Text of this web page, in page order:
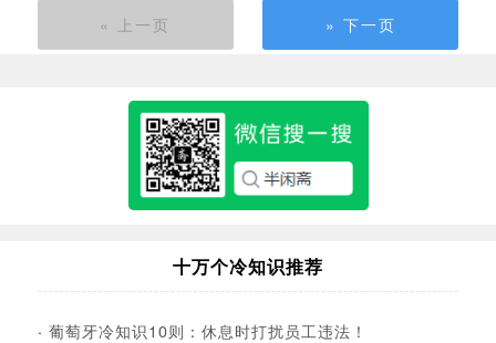
« 上一页 » 下一页
十万个冷知识推荐
· 葡萄牙冷知识10则：休息时打扰员工违法！